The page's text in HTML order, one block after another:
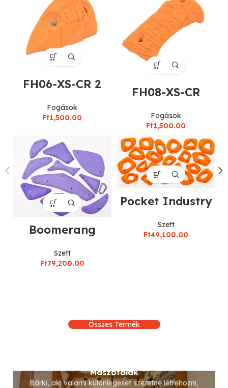
FH06-XS-CR 2
Fogások
Ft1,500.00
FH08-XS-CR
Fogások
Ft1,500.00
Boomerang
Szett
Ft79,200.00
Pocket Industry
Szett
Ft49,100.00
Összes Termék
Mászófalak
Bárki, aki valami különlegeset szeretne létrehozni,